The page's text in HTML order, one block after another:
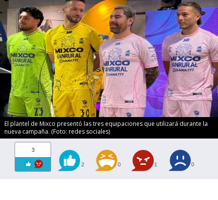
El plantel de Mixco presentó las tres equipaciones que utilizará durante la
nueva campaña. (Foto: redes sociales)
3
2 0 1 0